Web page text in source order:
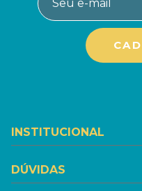
INSTITUCIONAL
DÚVIDAS